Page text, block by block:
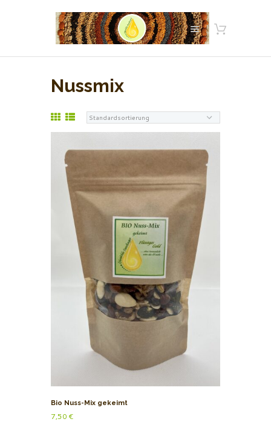
Nussmix
Bio Nuss-Mix gekeimt
7,50€